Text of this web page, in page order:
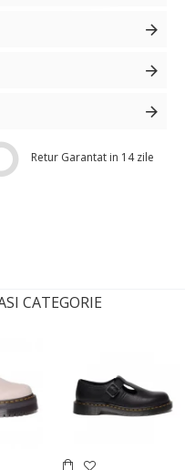
Retur Garantat in 14 zile
CATEGORIE